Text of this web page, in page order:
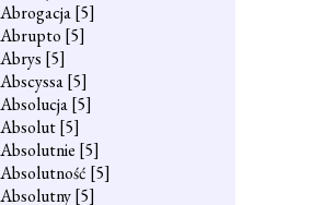
Abrogacja[5]
Abrupto [5]
Abrys [5]
Abscyssa[5]
Absolucja[5]
Absolut[5]
Absolutnie [5]
Absolutność [5]
Absolutny[5]